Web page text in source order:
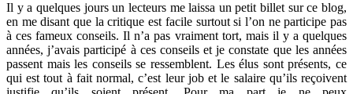
Il y a quelques jours un lecteurs me laissa un petit billet sur ce blog,
en me disant que la critique est facile surtout si l’on ne participe pas
à ces fameux conseils. Il n’a pas vraiment tort, mais il y a quelques
années, j’avais participé à ces conseils et je constate que les années
passent mais les conseils se ressemblent. Les élus sont présents, ce
qui est tout à fait normal, c’est leur job et le salaire qu’ils reçoivent